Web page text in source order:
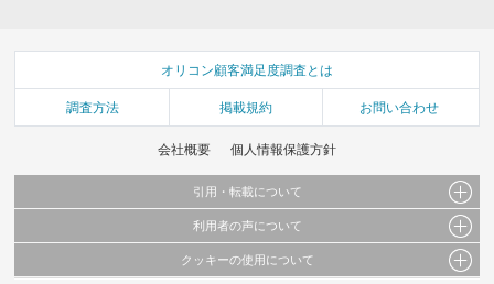
オリコン顧客満足度調査とは
調査方法 掲載規約 お問い合わせ
会社概要 個人情報保護方針
引用・転載について
当サイトで公開されている情報（文字、写真、イラスト、画像データ等）及びこれらの配
これらの情報を権利者の許可なく無断転載・複製などの二次利用を行うことは固く禁じて
利用者の声について
当サイトに掲載している内容はすべてサービスの利用者が提出された見解・感想です。
クッキーの使用について